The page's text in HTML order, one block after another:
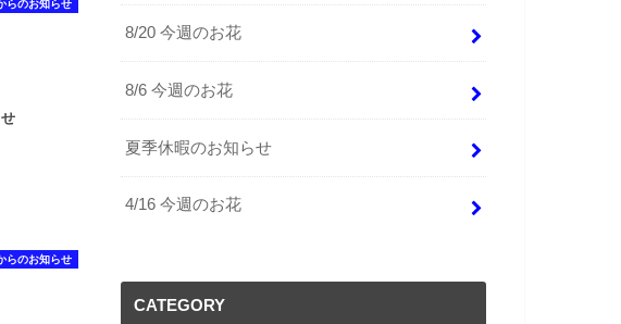
らのお知らせ
らのお知らせ
8/20 今週のお花
8/6 今週のお花
夏季休暇のお知らせ
4/16 今週のお花
CATEGORY